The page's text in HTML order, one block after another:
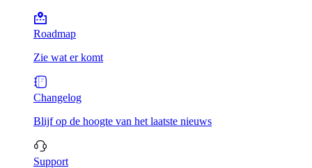
Roadmap
Zie wat er komt
Changelog
Blijf op de hoogte van het laatste nieuws
Support